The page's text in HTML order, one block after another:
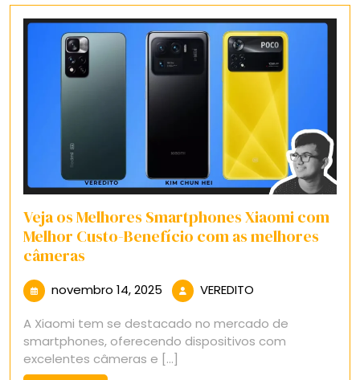
Veja os Melhores Smartphones Xiaomi com
Melhor Custo-Benefício com as melhores
câmeras
novembro 14, 2025 novembro
2025
VEREDITO
A Xiaomi tem se destacado no mercado de
smartphones, oferecendo dispositivos com
excelentes câmeras e [...]